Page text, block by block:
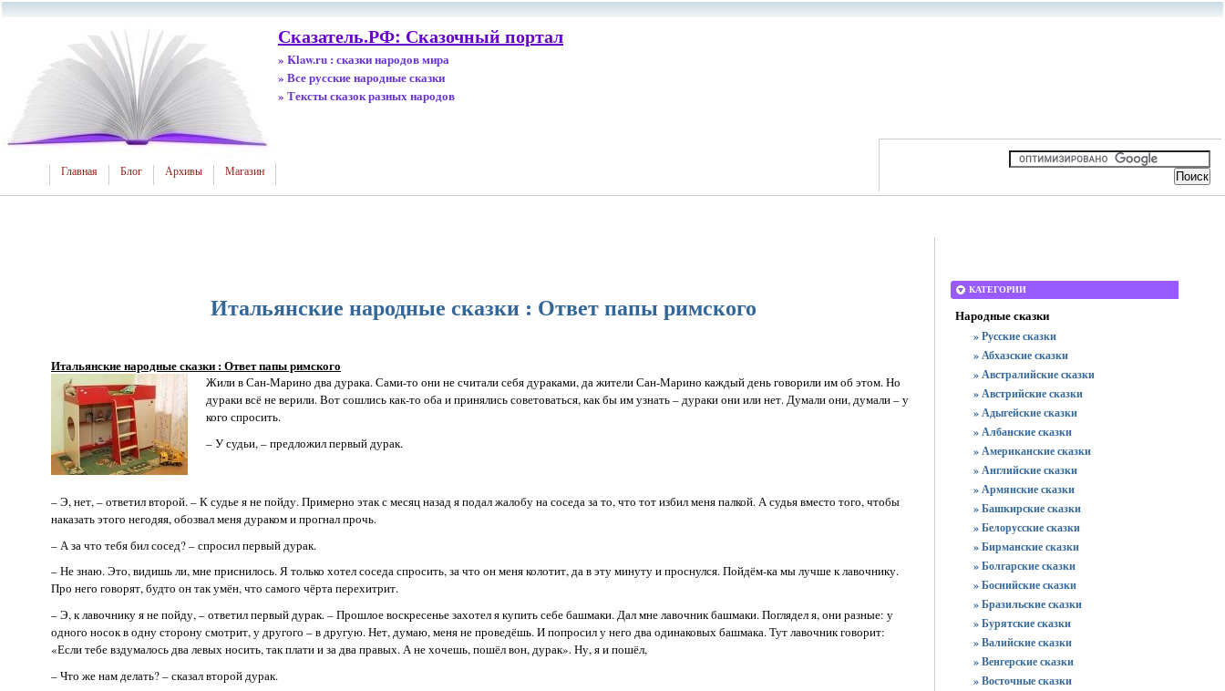
Сказатель.РФ: Сказочный портал
» Klaw.ru : сказки народов мира
» Все русские народные сказки
» Тексты сказок разных народов
Главная Блог Архивы Магазин
Итальянские народные сказки : Ответ папы римского
Итальянские народные сказки : Ответ папы римского
Жили в Сан-Марино два дурака. Сами-то они не считали себя дураками, да жители Сан-Марино каждый день говорили им об этом. Но
дураки всё не верили. Вот сошлись как-то оба и принялись советоваться, как бы им узнать – дураки они или нет. Думали они, думали – у
кого спросить.
– У судьи, – предложил первый дурак.
– Э, нет, – ответил второй. – К судье я не пойду. Примерно этак с месяц назад я подал жалобу на соседа за то, что тот избил меня палкой. А судья вместо того, чтобы
наказать этого негодяя, обозвал меня дураком и прогнал прочь.
– А за что тебя бил сосед? – спросил первый дурак.
– Не знаю. Это, видишь ли, мне приснилось. Я только хотел соседа спросить, за что он меня колотит, да в эту минуту и проснулся. Пойдём-ка мы лучше к лавочнику.
Про него говорят, будто он так умён, что самого чёрта перехитрит.
– Э, к лавочнику я не пойду, – ответил первый дурак. – Прошлое воскресенье захотел я купить себе башмаки. Дал мне лавочник башмаки. Поглядел я, они разные: у
одного носок в одну сторону смотрит, у другого – в другую. Нет, думаю, меня не проведёшь. И попросил у него два одинаковых башмака. Тут лавочник говорит:
«Если тебе вздумалось два левых носить, так плати и за два правых. А не хочешь, пошёл вон, дурак». Ну, я и пошёл,
– Что же нам делать? – сказал второй дурак.
КАТЕГОРИИ
Народные сказки
» Русские сказки
» Абхазские сказки
» Австралийские сказки
» Австрийские сказки
» Адыгейские сказки
» Албанские сказки
» Американские сказки
» Английские сказки
» Армянские сказки
» Башкирские сказки
» Белорусские сказки
» Бирманские сказки
» Болгарские сказки
» Боснийские сказки
» Бразильские сказки
» Бурятские сказки
» Валийские сказки
» Венгерские сказки
» Восточные сказки